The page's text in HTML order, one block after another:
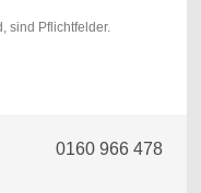
sind Pflichtfelder.
966 478